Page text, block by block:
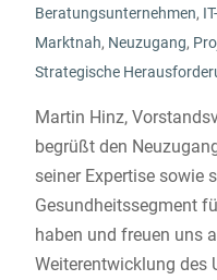
Beratungsunternehmen,
Marktnah, Neuzugang,
Strategische
Martin Hinz,
begrüßt den
seiner Expertise sowie
Gesundheitssegment
haben und freuen uns
Weiterentwicklung des